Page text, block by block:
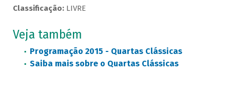
Classificação:LIVRE
Veja também
Programação 2015 - Quartas Clássicas
Saiba mais sobre o Quartas Clássicas